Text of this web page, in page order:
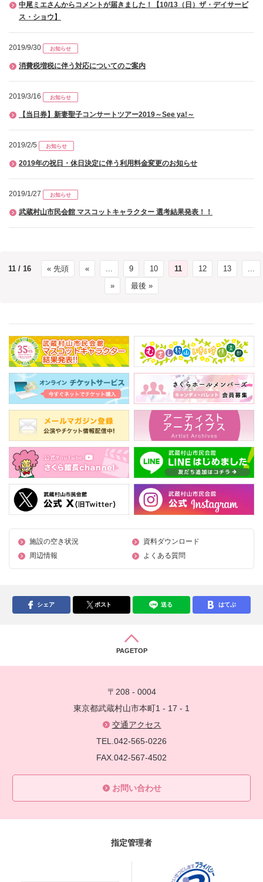
中尾ミエさんからコメントが届きました！【10/13（日）ザ・デイサービ
ス・ショウ】
2019/9/30 お知らせ
消費税増税に伴う対応についてのご案内
2019/3/16 お知らせ
【当日券】新妻聖子コンサートツアー2019～See ya!～
2019/2/5 お知らせ
2019年の祝日・休日決定に伴う利用料金変更のお知らせ
2019/1/27 お知らせ
武蔵村山市民会館 マスコットキャラクター 選考結果発表！！
11 / 16 « 先頭 « ... 9 10 11 12 13
...
»
最後 »
施設の空き状況
資料ダウンロード
周辺情報
よくある質問
シェア ポスト 送る はてぶ
PAGETOP
〒208 - 0004
東京都武蔵村山市本町1 - 17 - 1
交通アクセス
TEL.042-565-0226
FAX.042-567-4502
お問い合わせ
指定管理者